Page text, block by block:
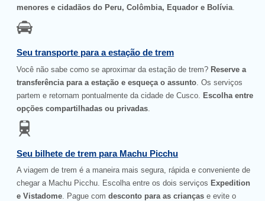
menores e cidadãos do Peru, Colômbia, Equador e Bolívia
Seu transporte para a estação de trem
Você não sabe como se aproximar da estação de trem? Reserve a
transferência para a estação e esqueça o assunto . Os serviços
partem e retornam pontualmente da cidade de Cusco. Escolha entre
opções compartilhadas ou privadas
Seu bilhete de trem para Machu Picchu
A viagem de trem é a maneira mais segura, rápida e conveniente de
chegar a Machu Picchu. Escolha entre os dois serviços Expedition
e Vistadome. Pague comdesconto para as crianças e evite o